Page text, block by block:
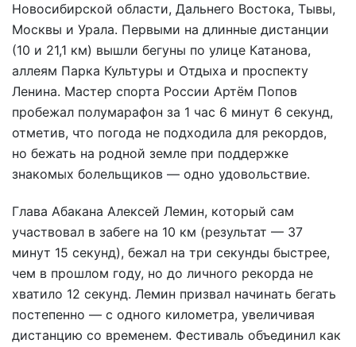
Новосибирской области, Дальнего Востока, Тывы,
Москвы и Урала. Первыми на длинные дистанции
(10 и 21,1 км) вышли бегуны по улице Катанова,
аллеям Парка Культуры и Отдыха и проспекту
Ленина. Мастер спорта России Артём Попов
пробежал полумарафон за 1 час 6 минут 6 секунд,
отметив, что погода не подходила для рекордов,
но бежать на родной земле при поддержке
знакомых болельщиков — одно удовольствие.
Глава Абакана Алексей Лемин, который сам
участвовал в забеге на 10 км (результат — 37
минут 15 секунд), бежал на три секунды быстрее,
чем в прошлом году, но до личного рекорда не
хватило 12 секунд. Лемин призвал начинать бегать
постепенно — с одного километра, увеличивая
дистанцию со временем. Фестиваль объединил как